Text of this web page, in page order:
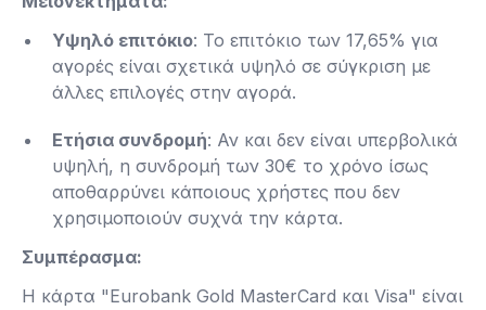
Υψηλό επιτόκιο: Το επιτόκιο των 17,65% για
αγορές είναι σχετικά υψηλό σε σύγκριση με
άλλες επιλογές στην αγορά​.
Ετήσια συνδρομή: Αν και δεν είναι υπερβολικά
υψηλή, η συνδρομή των 30€ το χρόνο ίσως
αποθαρρύνει κάποιους χρήστες που δεν
χρησιμοποιούν συχνά την κάρτα​.
Συμπέρασμα:
Η κάρτα "Eurobank Gold MasterCard και Visa" είναι